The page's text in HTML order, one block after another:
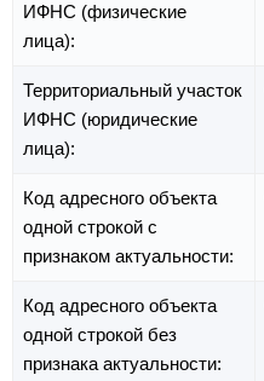
ИФНС (физические
лица):
Территориальный участок
ИФНС (юридические
лица):
Код адресного объекта
одной строкой с
признаком актуальности:
Код адресного объекта
одной строкой без
признака актуальности: